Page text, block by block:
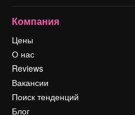
Компания
Цены
О нас
Reviews
Вакансии
Поиск тенденций
Блог